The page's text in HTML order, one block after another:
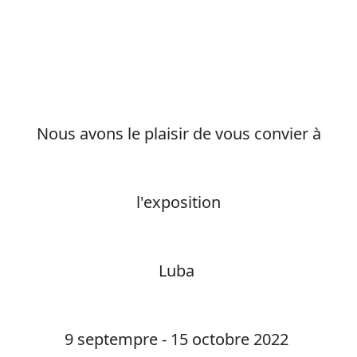
Nous avons le plaisir de vous convier à
l'exposition
Luba
9 septempre - 15 octobre 2022